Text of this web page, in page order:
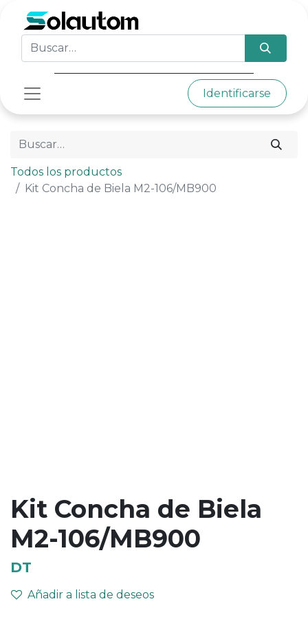
Identificarse
Todos los productos
Kit Concha de Biela M2-106/MB900
Kit Concha de Biela
M2-106/MB900
DT
Añadir a lista de deseos